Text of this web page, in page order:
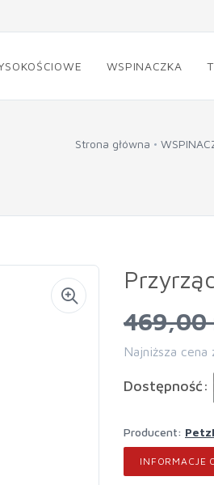
WSPINACZKA
Strona główna
469,00
Najniższa
Dostępność:
Producent: Petzl
INFORMACJE